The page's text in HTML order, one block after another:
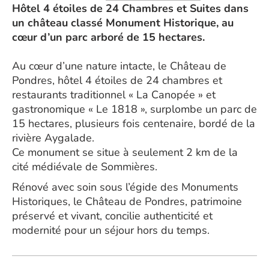
Hôtel 4 étoiles de 24 Chambres et Suites dans
un château classé Monument Historique, au
cœur d’un parc arboré de 15 hectares.
Au cœur d’une nature intacte, le Château de
Pondres, hôtel 4 étoiles de 24 chambres et
restaurants traditionnel « La Canopée » et
gastronomique « Le 1818 », surplombe un parc de
15 hectares, plusieurs fois centenaire, bordé de la
rivière Aygalade.
Ce monument se situe à seulement 2 km de la
cité médiévale de Sommières.
Rénové avec soin sous l’égide des Monuments
Historiques, le Château de Pondres, patrimoine
préservé et vivant, concilie authenticité et
modernité pour un séjour hors du temps.